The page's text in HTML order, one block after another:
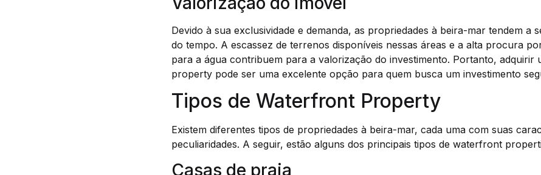
Devido à sua exclusividade e demanda, as propriedades à beira-mar tendem a
do tempo. A escassez de terrenos disponíveis nessas áreas e a alta procura
para a água contribuem para a valorização do investimento. Portanto, adquirir
property pode ser uma excelente opção para quem busca um investimento
Tipos de Waterfront Property
Existem diferentes tipos de propriedades à beira-mar, cada uma com suas
peculiaridades. A seguir, estão alguns dos principais tipos de waterfront
Casas de praia